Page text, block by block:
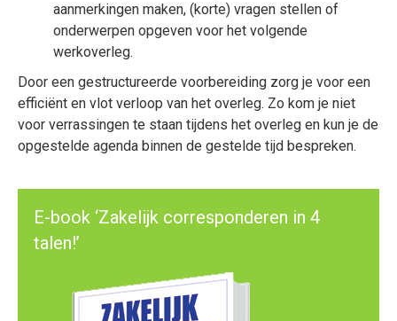
aanmerkingen maken, (korte) vragen stellen of
onderwerpen opgeven voor het volgende
werkoverleg.
Door een gestructureerde voorbereiding zorg je voor een
efficiënt en vlot verloop van het overleg. Zo kom je niet
voor verrassingen te staan tijdens het overleg en kun je de
opgestelde agenda binnen de gestelde tijd bespreken.
E-book ‘Zakelijk corresponderen in 4
talen!’